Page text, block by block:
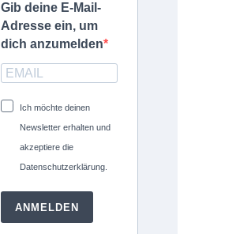
Gib deine E-Mail-
Adresse ein, um
dich anzumelden
Ich möchte deinen
Newsletter erhalten und
akzeptiere die
Datenschutzerklärung.
ANMELDEN